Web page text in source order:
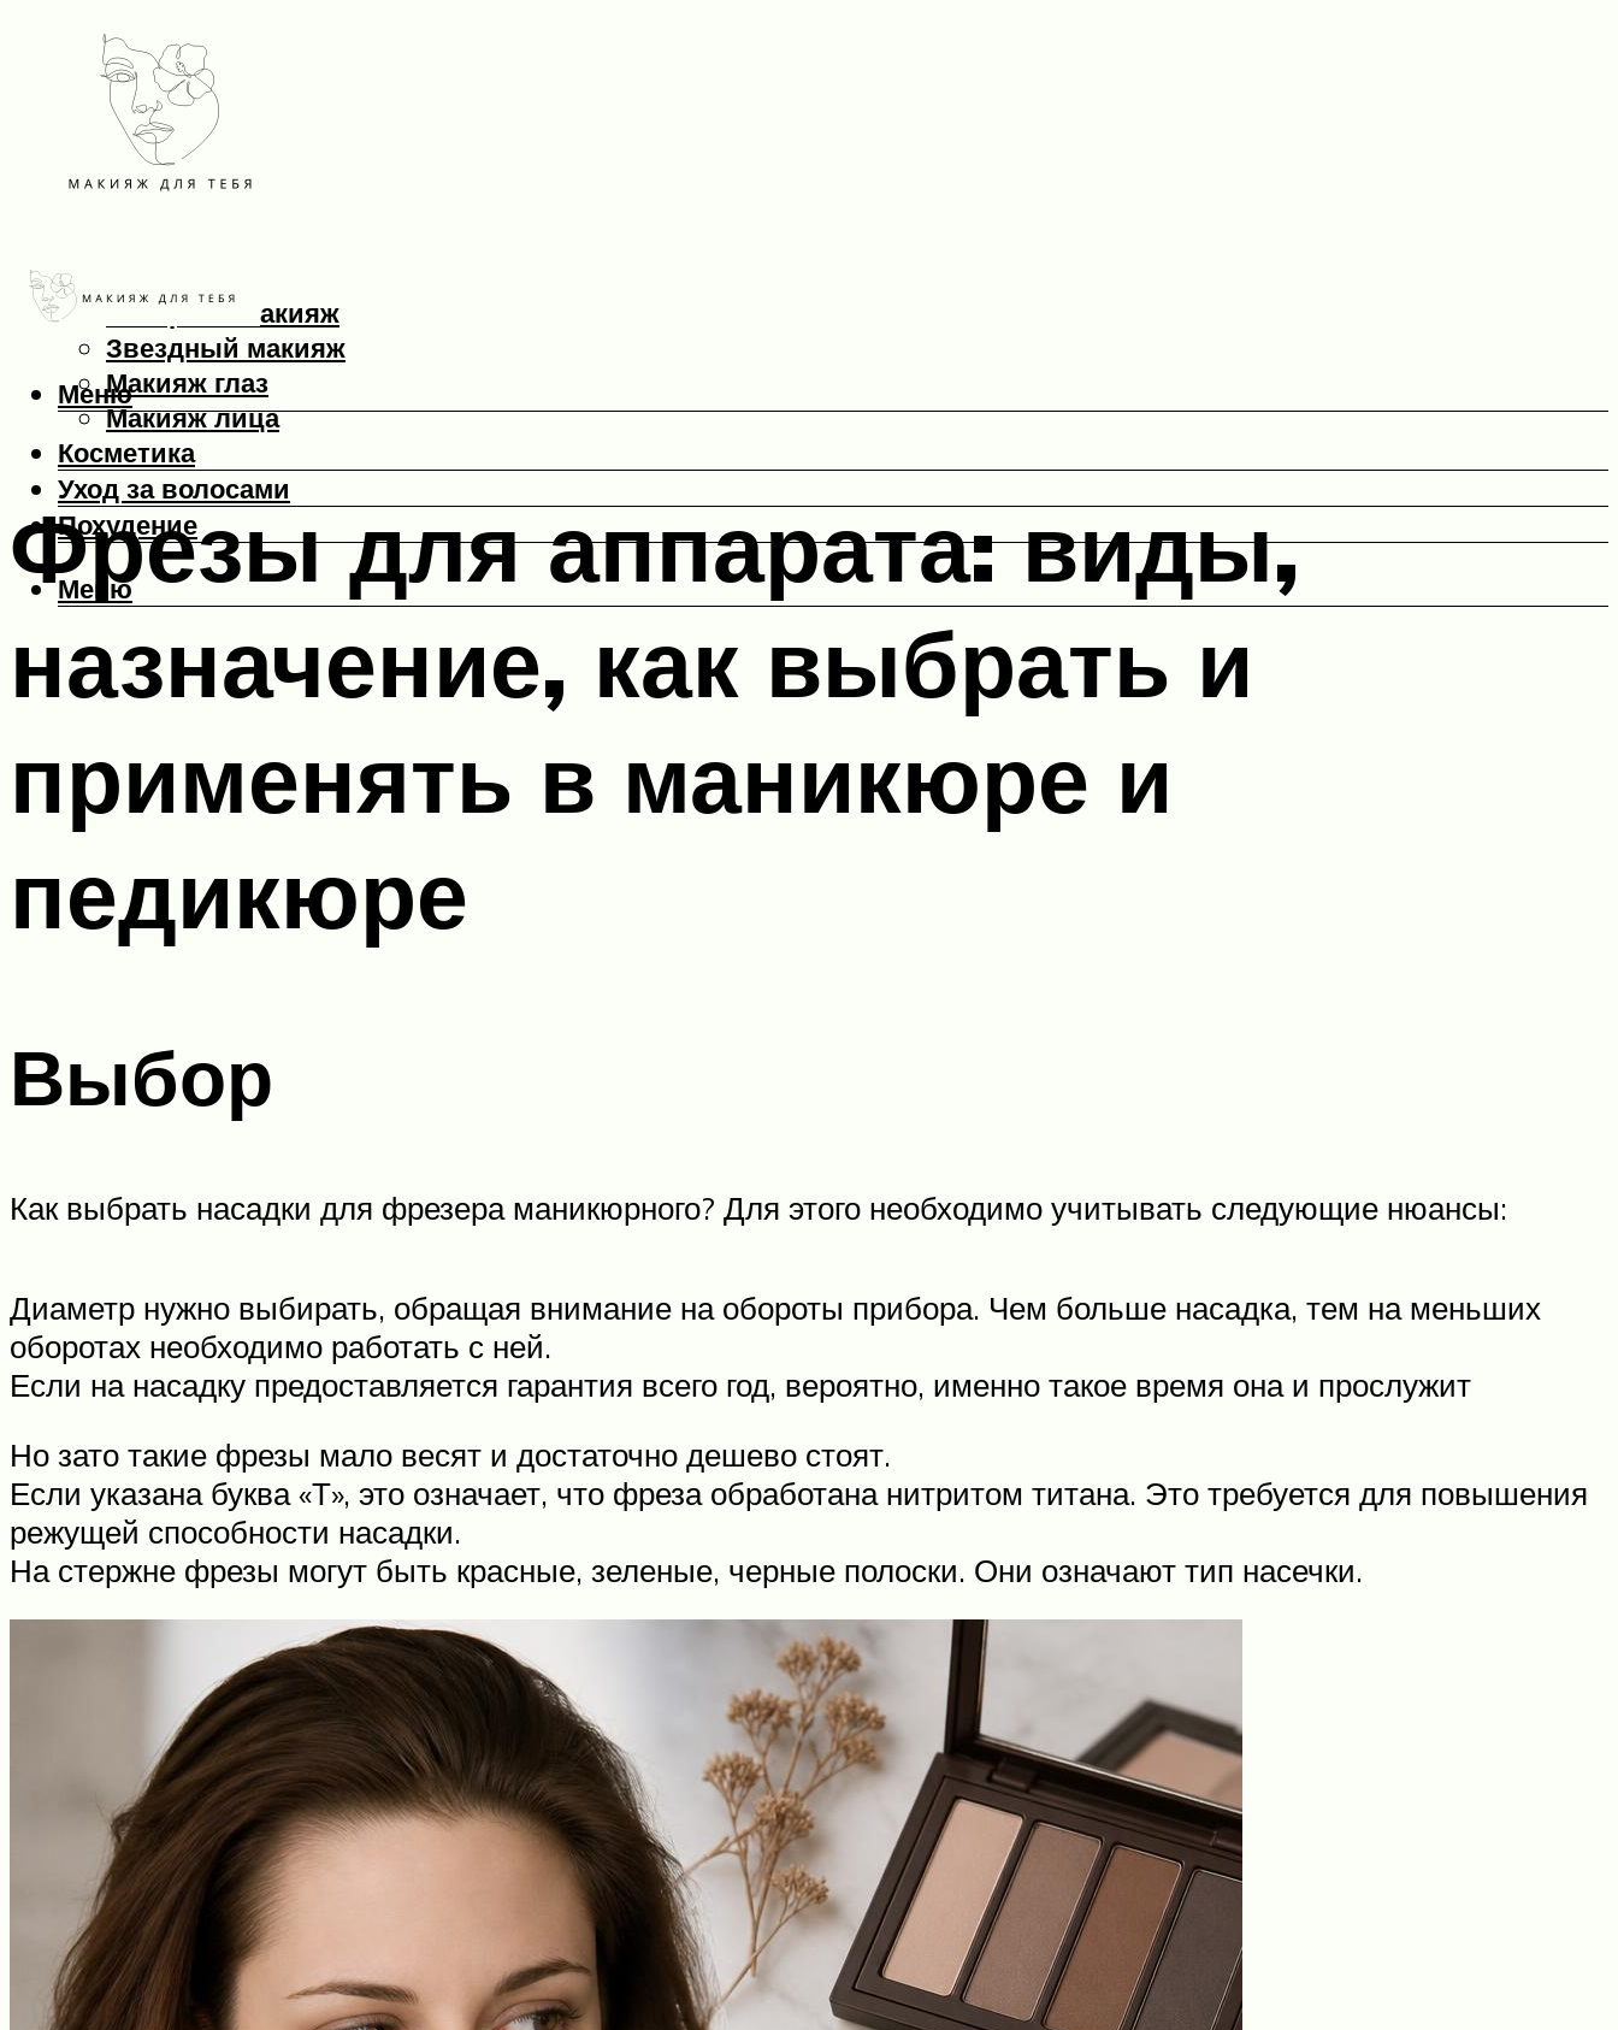
Макияж
Вечерний макияж
Звездный макияж
Макияж глаз
Макияж лица
Косметика
Уход за волосами
Похудение
Меню
Меню
Фрезы для аппарата: виды,
назначение, как выбрать и
применять в маникюре и
педикюре
Выбор
Как выбрать насадки для фрезера маникюрного? Для этого необходимо учитывать следующие нюансы:
Диаметр нужно выбирать, обращая внимание на обороты прибора. Чем больше насадка, тем на меньших
оборотах необходимо работать с ней.
Если на насадку предоставляется гарантия всего год, вероятно, именно такое время она и прослужит
Но зато такие фрезы мало весят и достаточно дешево стоят.
Если указана буква «Т», это означает, что фреза обработана нитритом титана. Это требуется для повышения
режущей способности насадки.
На стержне фрезы могут быть красные, зеленые, черные полоски. Они означают тип насечки.